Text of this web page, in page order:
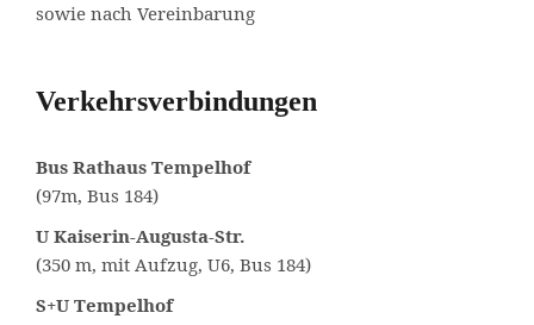
sowie nach Vereinbarung
Verkehrsverbindungen
Bus Rathaus Tempelhof
(97m, Bus 184)
U Kaiserin-Augusta-Str.
(350 m, mit Aufzug, U6, Bus 184)
S+U Tempelhof